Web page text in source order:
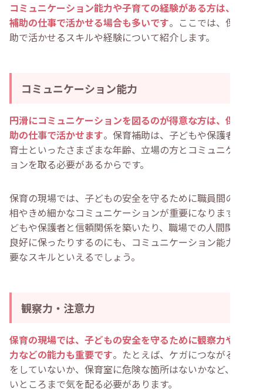
コミュニケーション能力や子育ての経験がある方は、保育
補助の仕事で活かせる場合も多いです。ここでは、保育補
助で活かせるスキルや経験について紹介します。
コミュニケーション能力
円滑にコミュニケーションを図るのが得意な方は、保育補
助の仕事で活かせます。保育補助は、子どもや保護者、保
育士といったさまざまな年齢、立場の方とコミュニケーシ
ョンを取る必要があるからです。
保育の現場では、子どもの安全を守るために職員間の報連
相やきめ細かなコミュニケーションが重要になります。子
どもや保護者と信頼関係を築いたり、職場での人間関係を
良好に保ったりするのにも、コミュニケーション能力は重
要なスキルといえるでしょう。
観察力・注意力
保育の現場では、子どもの安全を守るために観察力や注意
力などの能力も重要です。たとえば、ケガにつながる遊び
をしていないか、保育室に危険な箇所はないかなど、細か
いところまで気を配る必要があります。